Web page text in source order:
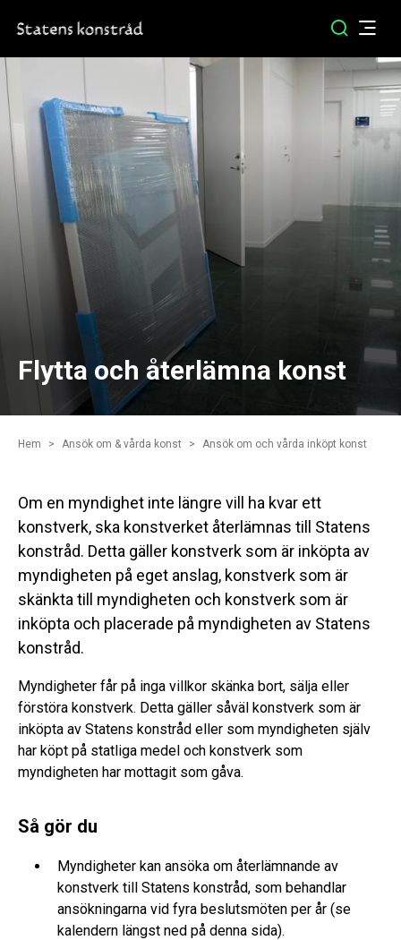
Flytta och återlämna konst
Hem Ansök om & vårda konst Ansök om och vårda inköpt konst
Om en myndighet inte längre vill ha kvar ett
konstverk, ska konstverket återlämnas till Statens
konstråd. Detta gäller konstverk som är inköpta av
myndigheten på eget anslag, konstverk som är
skänkta till myndigheten och konstverk som är
inköpta och placerade på myndigheten av Statens
konstråd.
Myndigheter får på inga villkor skänka bort, sälja eller
förstöra konstverk. Detta gäller såväl konstverk som är
inköpta av Statens konstråd eller som myndigheten själv
har köpt på statliga medel och konstverk som
myndigheten har mottagit som gåva.
Så gör du
Myndigheter kan ansöka om återlämnande av
konstverk till Statens konstråd, som behandlar
ansökningarna vid fyra beslutsmöten per år (se
kalendern längst ned på denna sida).